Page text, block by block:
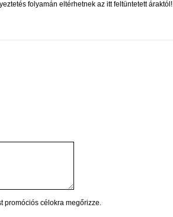
folyamán eltérhetnek az itt feltüntetett áraktól!
promóciós célokra megőrizze.